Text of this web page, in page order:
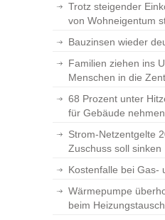
Trotz steigender
von Wohneigentum
Bauzinsen wieder
Familien ziehen ins
Menschen in die
68 Prozent unter
für Gebäude
Strom-Netzentgelte
Zuschuss soll sinken
Kostenfalle bei Gas-
Wärmepumpe
beim Heizungstausch